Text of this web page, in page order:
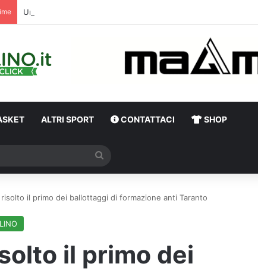
ALTRI SPORT CONTATTACI SHOP
risolto il primo dei ballottaggi di formazione anti Taranto
il primo dei